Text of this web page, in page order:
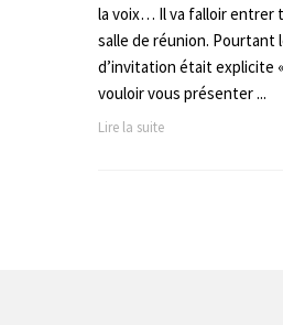
la voix… Il va falloir entrer
salle de réunion. Pourtant
d’invitation était explicite
vouloir vous présenter ...
Lire la suite